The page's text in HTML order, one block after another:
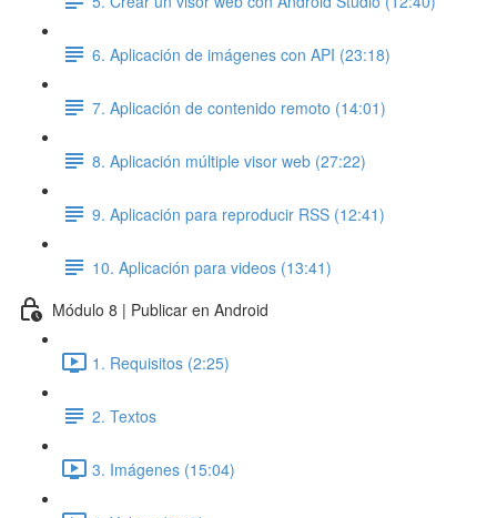
6. Aplicación de imágenes con API (23:18)
7. Aplicación de contenido remoto (14:01)
8. Aplicación múltiple visor web (27:22)
9. Aplicación para reproducir RSS (12:41)
10. Aplicación para videos (13:41)
Módulo 8 | Publicar en Android
1. Requisitos (2:25)
2. Textos
3. Imágenes (15:04)